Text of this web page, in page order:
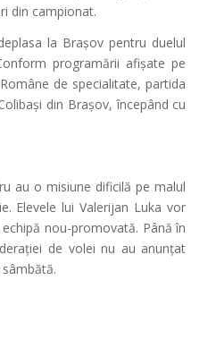
din campionat.
la Brașov pentru duelul
programării afișate pe
de specialitate, partida
din Brașov, începând cu
au o misiune dificilă pe malul
Elevele lui Valerijan Luka vor
nou-promovată. Până în
de volei nu au anunțat